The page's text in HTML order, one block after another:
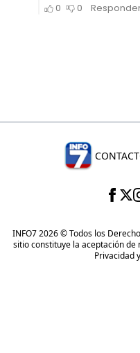
INFO7 2026 © Todos los
sitio constituye la aceptación de
Privacidady